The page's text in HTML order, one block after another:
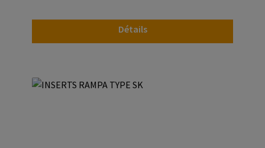
Détails